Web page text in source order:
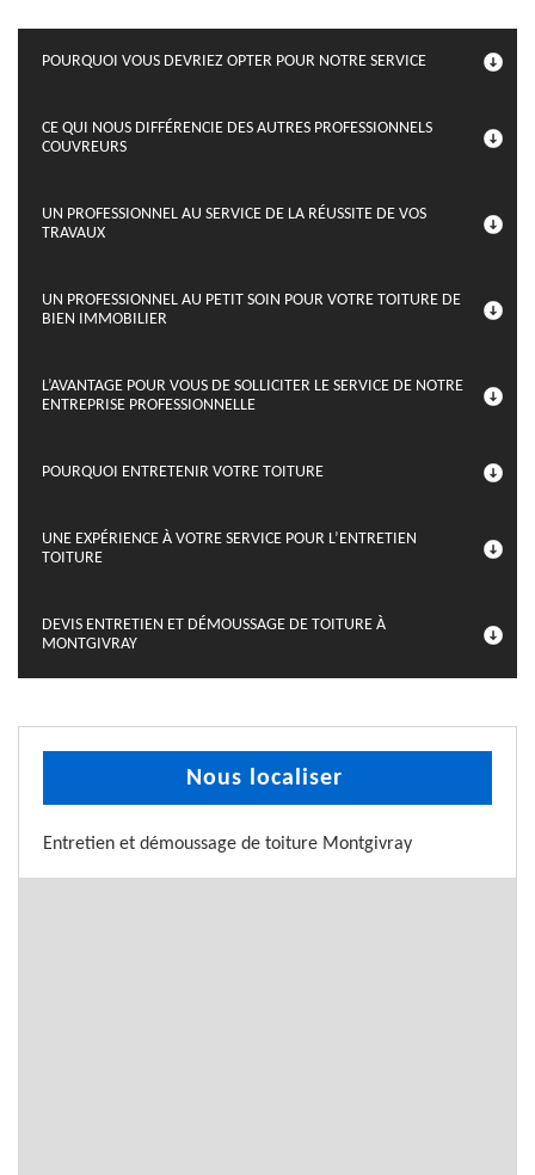
POURQUOI VOUS DEVRIEZ OPTER POUR NOTRE SERVICE
CE QUI NOUS DIFFÉRENCIE DES AUTRES PROFESSIONNELS
COUVREURS
UN PROFESSIONNEL AU SERVICE DE LA RÉUSSITE DE VOS
TRAVAUX
UN PROFESSIONNEL AU PETIT SOIN POUR VOTRE TOITURE DE
BIEN IMMOBILIER
L’AVANTAGE POUR VOUS DE SOLLICITER LE SERVICE DE NOTRE
ENTREPRISE PROFESSIONNELLE
POURQUOI ENTRETENIR VOTRE TOITURE
UNE EXPÉRIENCE À VOTRE SERVICE POUR L’ENTRETIEN
TOITURE
DEVIS ENTRETIEN ET DÉMOUSSAGE DE TOITURE À
MONTGIVRAY
Nous localiser
Entretien et démoussage de toiture Montgivray